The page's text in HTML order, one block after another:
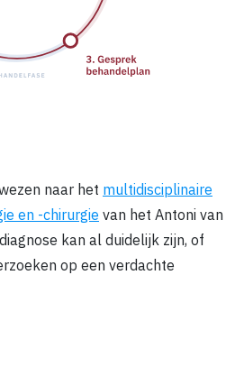
naar hetmultidisciplinaire
en -chirurgievan het Antoni van
kan al duidelijk zijn, of
op een verdachte